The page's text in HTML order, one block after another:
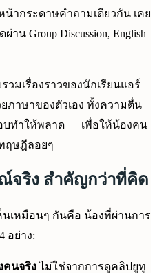
ากระดาษคำถามเดียวกัน เคย
น Group Discussion, English
มเรื่องราวของนักเรียนแอร์
ภาษาของตัวเอง ทั้งความตื่น
บทำให้พลาด — เพื่อให้น้องคน
ฤษฎีลอยๆ
จริง สำคัญกว่าที่คิด
เหมือนๆ กันคือ น้องที่ผ่านการ
อย่าง:
คนจริงไม่ใช่จากการดูคลิปยูทู